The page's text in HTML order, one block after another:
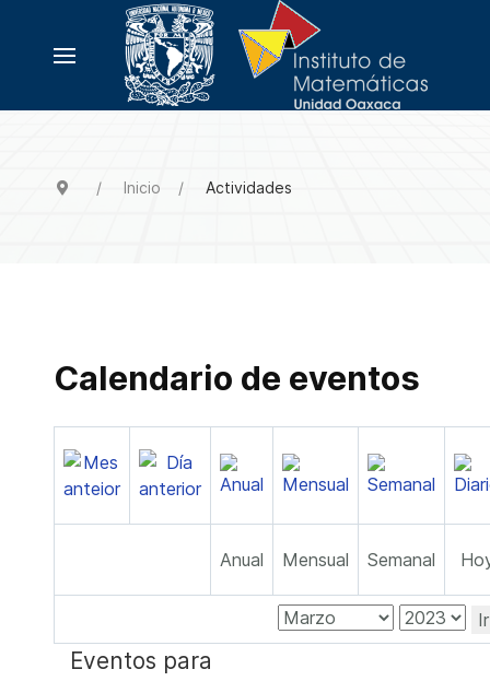
Inicio Actividades
Calendario de eventos
Anual Mensual Semanal
Eventos para